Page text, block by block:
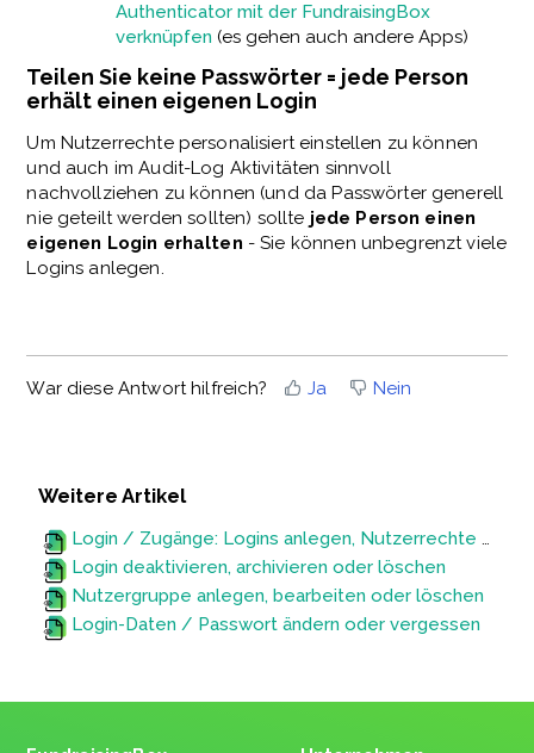
Authenticator mit der FundraisingBox
verknüpfen (es gehen auch andere Apps)
Teilen Sie keine Passwörter = jede Person
erhält einen eigenen Login
Um Nutzerrechte personalisiert einstellen zu können
und auch im Audit-Log Aktivitäten sinnvoll
nachvollziehen zu können (und da Passwörter generell
nie geteilt werden sollten) sollte jede Person einen
eigenen Login erhalten - Sie können unbegrenzt viele
Logins anlegen.
War diese Antwort hilfreich? Ja Nein
Weitere Artikel
Login / Zugänge: Logins anlegen, Nutzerrechte vergeben, Inhaberwechsel durchführen
Login deaktivieren, archivieren oder löschen
Nutzergruppe anlegen, bearbeiten oder löschen
Login-Daten / Passwort ändern oder vergessen